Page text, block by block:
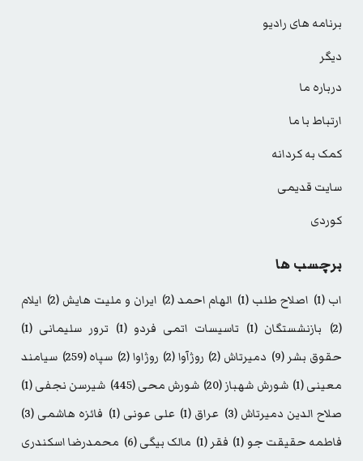
برنامه های رادیو
دیگر
درباره ما
ارتباط با ما
کمک به کردانه
سایت قدیمی
کوردی
برچسب ها
اب (1) اصلاح طلب (1) الهام احمد(2) ایران و ملیت هایش (2)
ایلام
(2)
بازنشستگان (1) تاسیسات اتمی فردو (1) ترور سلیمانی (1)
حقوق بشر (9) دمیرتاش (2) روژآوا(2) روژاوا(2) سپاه(259)
سیامند
معینی(1) شورش شهباز(20) شورش محی(445) شیرسن نجفی(1)
صلاح الدین دمیرتاش (3) عراق (1) علی عونی (1) فائزه هاشمی (3)
فاطمه حقیقت جو (1) فقر (1) مالک بیگی(6)
محمدرضا اسکندری